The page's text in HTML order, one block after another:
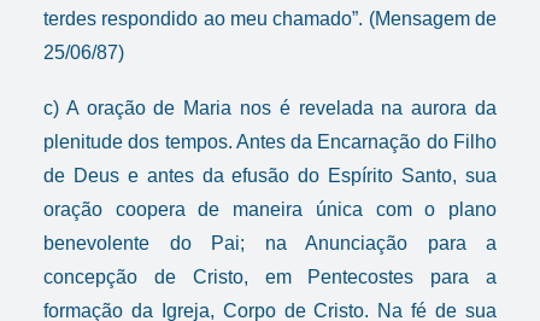
terdes respondido ao meu chamado”. (Mensagem de
25/06/87)
c) A oração de Maria nos é revelada na aurora da
plenitude dos tempos. Antes da Encarnação do Filho
de Deus e antes da efusão do Espírito Santo, sua
oração coopera de maneira única com o plano
benevolente do Pai; na Anunciação para a
concepção de Cristo, em Pentecostes para a
formação da Igreja, Corpo de Cristo. Na fé de sua